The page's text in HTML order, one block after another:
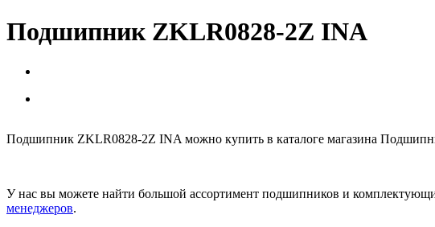
Подшипник ZKLR0828-2Z INA
Подшипник ZKLR0828-2Z INA можно купить в каталоге магазина
У нас вы можете найти большой ассортимент подшипников и
менеджеров.